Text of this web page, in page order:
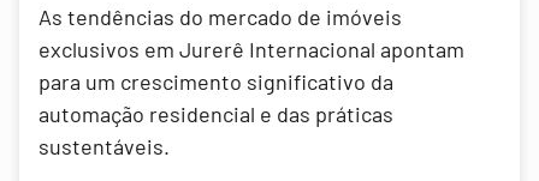
As tendências do mercado de imóveis
exclusivos em Jurerê Internacional apontam
para um crescimento significativo da
automação residencial e das práticas
sustentáveis.